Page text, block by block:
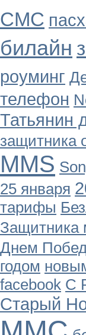
СМС
билайн
роуминг
телефон
Татьянин
защитника
MMS
25 января
тарифы
Защитника
Днем
годом
facebook С
Старый